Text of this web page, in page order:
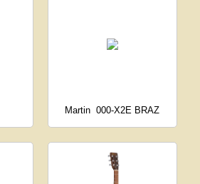
Martin 000-X2E BRAZ